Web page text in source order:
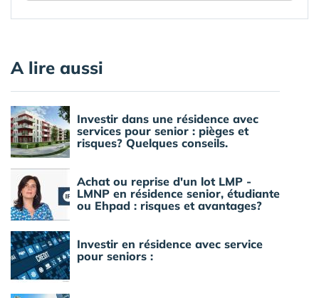
A lire aussi
Investir dans une résidence avec
services pour senior : pièges et
risques? Quelques conseils.
Achat ou reprise d'un lot LMP -
LMNP en résidence senior, étudiante
ou Ehpad : risques et avantages?
Investir en résidence avec service
pour seniors :